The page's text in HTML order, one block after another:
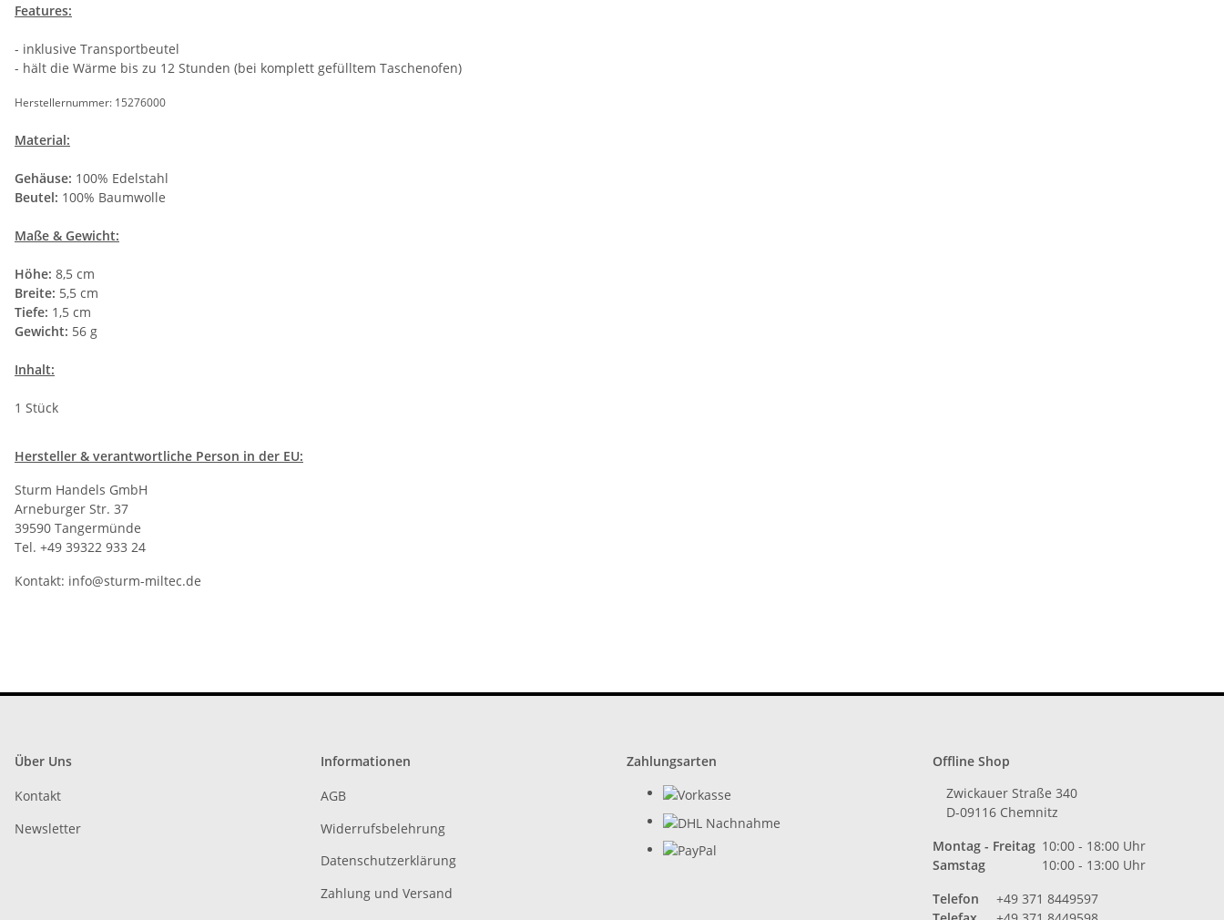
Features:
- inklusive Transportbeutel
- hält die Wärme bis zu 12 Stunden (bei komplett gefülltem Taschenofen)
Herstellernummer: 15276000
Material:
Gehäuse: 100% Edelstahl
Beutel: 100% Baumwolle
Maße & Gewicht:
Höhe: 8,5 cm
Breite: 5,5 cm
Tiefe: 1,5 cm
Gewicht: 56 g
Inhalt:
1 Stück
Hersteller & verantwortliche Person in der EU:
Sturm Handels GmbH
Arneburger Str. 37
39590 Tangermünde
Tel. +49 39322 933 24
Kontakt: info@sturm-miltec.de
Über Uns
Kontakt
Newsletter
Informationen
AGB
Widerrufsbelehrung
Datenschutzerklärung
Zahlung und Versand
Zahlungsarten
Offline Shop
Zwickauer Straße 340
D-09116 Chemnitz
Montag - Freitag 10:00 - 18:00 Uhr
Samstag
10:00 - 13:00 Uhr
Telefon
+49 371 8449597